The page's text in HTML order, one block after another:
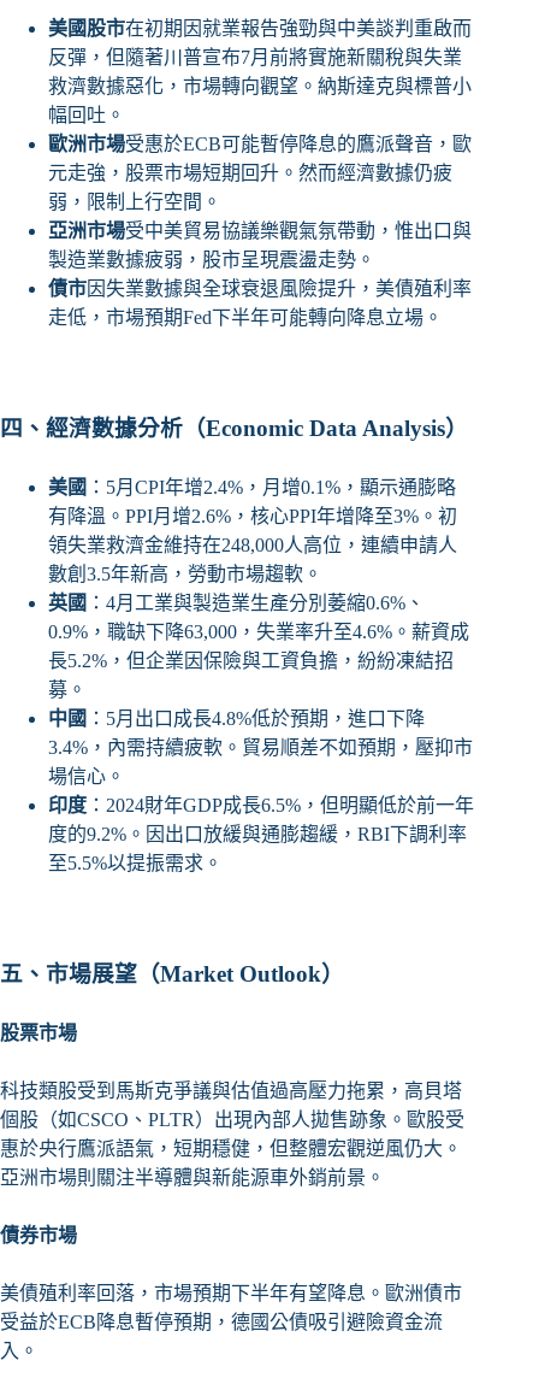
美國股市在初期因就業報告強勁與中美談判重啟而
反彈，但隨著川普宣布7月前將實施新關稅與失業
救濟數據惡化，市場轉向觀望。納斯達克與標普小
幅回吐。
歐洲市場受惠於ECB可能暫停降息的鷹派聲音，歐
元走強，股票市場短期回升。然而經濟數據仍疲
弱，限制上行空間。
亞洲市場受中美貿易協議樂觀氣氛帶動，惟出口與
製造業數據疲弱，股市呈現震盪走勢。
債市因失業數據與全球衰退風險提升，美債殖利率
走低，市場預期Fed下半年可能轉向降息立場。
四、經濟數據分析（Economic Data Analysis）
美國 ：5月CPI年增2.4%，月增0.1%，顯示通膨略
有降溫。PPI月增2.6%，核心PPI年增降至3%。初
領失業救濟金維持在248,000人高位，連續申請人
數創3.5年新高，勞動市場趨軟。
英國 ：4月工業與製造業生產分別萎縮0.6%、
0.9%，職缺下降63,000，失業率升至4.6%。薪資成
長5.2%，但企業因保險與工資負擔，紛紛凍結招
募。
中國 ：5月出口成長4.8%低於預期，進口下降
3.4%，內需持續疲軟。貿易順差不如預期，壓抑市
場信心。
印度 ：2024財年GDP成長6.5%，但明顯低於前一年
度的9.2%。因出口放緩與通膨趨緩，RBI下調利率
至5.5%以提振需求。
五、市場展望（Market Outlook）
股票市場
科技類股受到馬斯克爭議與估值過高壓力拖累，高貝塔
個股（如CSCO、PLTR）出現內部人拋售跡象。歐股受
惠於央行鷹派語氣，短期穩健，但整體宏觀逆風仍大。
亞洲市場則關注半導體與新能源車外銷前景。
債券市場
美債殖利率回落，市場預期下半年有望降息。歐洲債市
受益於ECB降息暫停預期，德國公債吸引避險資金流
入。